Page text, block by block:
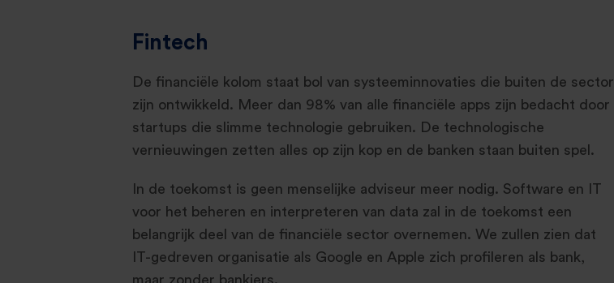
Fintech
De financiële kolom staat bol van systeeminnovaties die buiten de sector
zijn ontwikkeld. Meer dan 98% van alle financiële apps zijn bedacht door
startups die slimme technologie gebruiken. De technologische
vernieuwingen zetten alles op zijn kop en de banken staan buiten spel.
In de toekomst is geen menselijke adviseur meer nodig. Software en IT
voor het beheren en interpreteren van data zal in de toekomst een
belangrijk deel van de financiële sector overnemen. We zullen zien dat
IT-gedreven organisatie als Google en Apple zich profileren als bank,
maar zonder bankiers.